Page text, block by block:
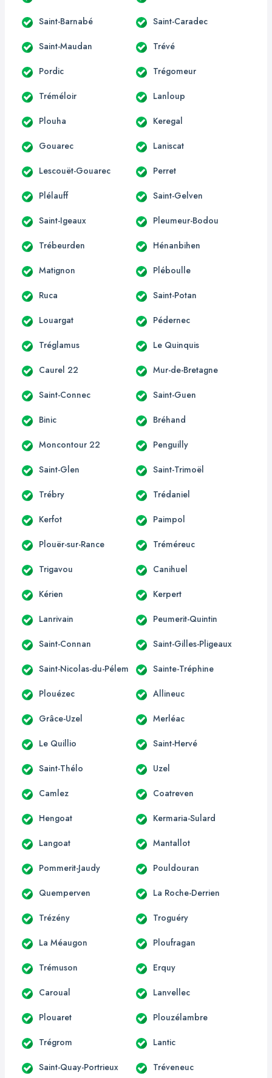
Saint-Barnabé Saint-Caradec
Saint-Maudan Trévé
Pordic Trégomeur
Tréméloir Lanloup
Plouha Keregal
Gouarec Laniscat
Lescouët-Gouarec Perret
Plélauff Saint-Gelven
Saint-Igeaux Pleumeur-Bodou
Trébeurden Hénanbihen
Matignon Pléboulle
Ruca Saint-Potan
Louargat Pédernec
Tréglamus Le Quinquis
Caurel 22 Mur-de-Bretagne
Saint-Connec Saint-Guen
Binic Bréhand
Moncontour 22 Penguilly
Saint-Glen Saint-Trimoël
Trébry Trédaniel
Kerfot Paimpol
Plouër-sur-Rance Tréméreuc
Trigavou Canihuel
Kérien Kerpert
Lanrivain Peumerit-Quintin
Saint-Connan Saint-Gilles-Pligeaux
Saint-Nicolas-du-Pélem Sainte-Tréphine
Plouézec Allineuc
Grâce-Uzel Merléac
Le Quillio Saint-Hervé
Saint-Thélo Uzel
Camlez Coatreven
Hengoat Kermaria-Sulard
Langoat Mantallot
Pommerit-Jaudy Pouldouran
Quemperven La Roche-Derrien
Trézény Troguéry
La Méaugon Ploufragan
Trémuson Erquy
Caroual Lanvellec
Plouaret Plouzélambre
Trégrom Lantic
Saint-Quay-Portrieux Tréveneuc